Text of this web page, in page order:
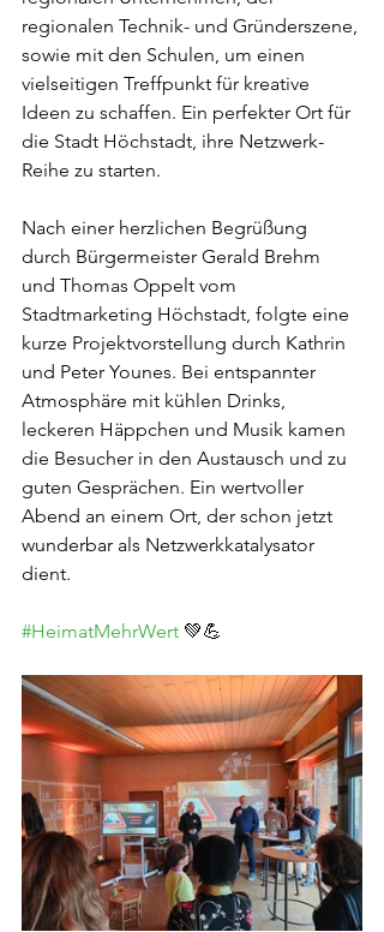
regionalen Technik- und Gründerszene,
sowie mit den Schulen, um einen
vielseitigen Treffpunkt für kreative
Ideen zu schaffen. Ein perfekter Ort für
die Stadt Höchstadt, ihre Netzwerk-
Reihe zu starten.
Nach einer herzlichen Begrüßung
durch Bürgermeister Gerald Brehm
und Thomas Oppelt vom
Stadtmarketing Höchstadt, folgte eine
kurze Projektvorstellung durch Kathrin
und Peter Younes. Bei entspannter
Atmosphäre mit kühlen Drinks,
leckeren Häppchen und Musik kamen
die Besucher in den Austausch und zu
guten Gesprächen. Ein wertvoller
Abend an einem Ort, der schon jetzt
wunderbar als Netzwerkkatalysator
dient.
#HeimatMehrWert 💚💪